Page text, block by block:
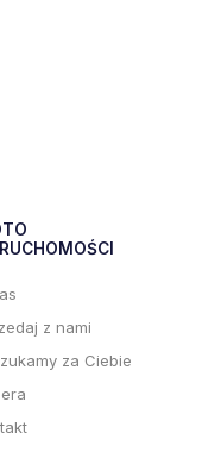
z nami
za Ciebie